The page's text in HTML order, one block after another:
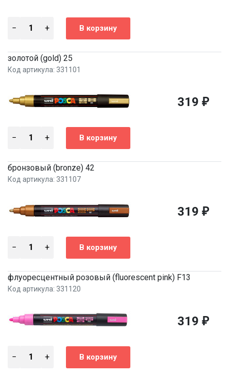
золотой (gold) 25
Код артикула: 331101
319 ₽
бронзовый (bronze) 42
Код артикула: 331107
319 ₽
флуоресцентный розовый (fluorescent pink) F13
Код артикула: 331120
319 ₽